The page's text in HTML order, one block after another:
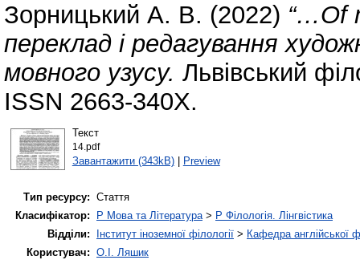
Зорницький А. В. (2022) “…Of
переклад і редагування
мовного узусу. Львівський
ISSN 2663-340X.
Текст
14.pdf
Завантажити (343kB)| Preview
Тип ресурсу: Стаття
Класифікатор:
P Мова та Література> P Філологія. Лінгвістика
Відділи:
Інститут іноземної філології > Кафедра англійської
Користувач: О.І. Ляшик